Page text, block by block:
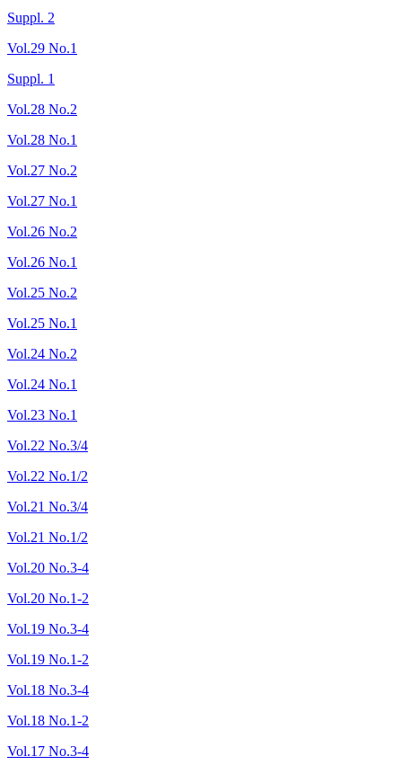
Suppl. 2
Vol.29 No.1
Suppl. 1
Vol.28 No.2
Vol.28 No.1
Vol.27 No.2
Vol.27 No.1
Vol.26 No.2
Vol.26 No.1
Vol.25 No.2
Vol.25 No.1
Vol.24 No.2
Vol.24 No.1
Vol.23 No.1
Vol.22 No.3/4
Vol.22 No.1/2
Vol.21 No.3/4
Vol.21 No.1/2
Vol.20 No.3-4
Vol.20 No.1-2
Vol.19 No.3-4
Vol.19 No.1-2
Vol.18 No.3-4
Vol.18 No.1-2
Vol.17 No.3-4